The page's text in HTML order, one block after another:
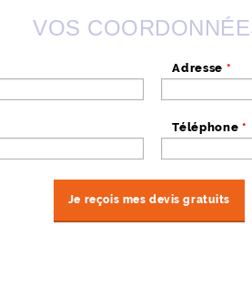
VOS
Adresse *
Téléphone *